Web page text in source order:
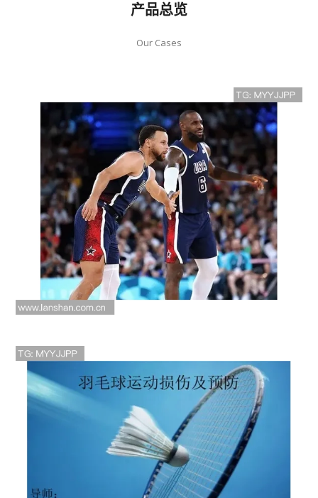
产品总览
Our Cases
詹姆斯突然宣布离开NBA 球迷泪目
告别传奇巨星
羽毛球运动员康复训练策略与运动损